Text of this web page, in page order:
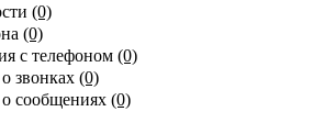
(0)
(0)
с телефоном (0)
звонках (0)
сообщениях (0)